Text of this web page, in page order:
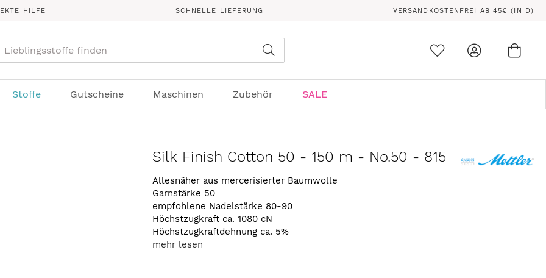
HILFE SCHNELLE LIEFERUNG VERSANDKOSTENFREI AB 45€ (IN D)
Stoffe Gutscheine Maschinen Zubehör SALE
Silk Finish Cotton 50 - 150 m - No.50 - 815
Allesnäher aus mercerisierter Baumwolle
Garnstärke 50
empfohlene Nadelstärke 80-90
Höchstzugkraft ca. 1080 cN
Höchstzugkraftdehnung ca. 5%
mehr lesen